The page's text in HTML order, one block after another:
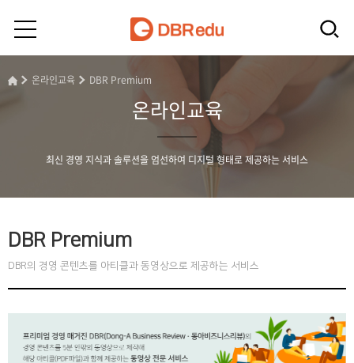
온라인교육 DBR Premium
온라인교육
최신 경영 지식과 솔루션을 엄선하여 디지털 형태로 제공하는 서비스
DBR Premium
DBR의 경영 콘텐츠를 아티클과 동영상으로 제공하는 서비스